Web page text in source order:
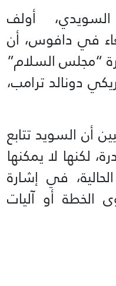
أولف
في دافوس، أن
“مجلس السلام”
دونالد ترامب،
أن السويد تتابع
لكنها لا يمكنها
في إشارة
الخطة أو آليات